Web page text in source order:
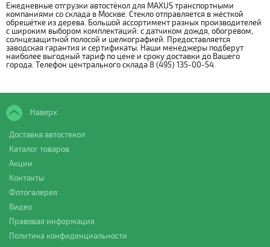
Ежедневные отгрузки автостёкол для MAXUS транспортными
компаниями со склада в Москве. Стекло отправляется в жёсткой
обрешётке из дерева. Большой ассортимент разных производителей
с широким выбором комплектаций: с датчиком дождя, обогревом,
солнцезащитной полосой и шелкографией. Предоставляется
заводская гарантия и сертификаты. Наши менеджеры подберут
наиболее выгодный тариф по цене и сроку доставки до Вашего
города. Телефон центрального склада 8 (495) 135-00-54.
Наверх
Доставка автостекол
Каталог товаров
Акции
Контакты
Фотогалерея
Видео
Правовая информация
Политика конфиденциальности